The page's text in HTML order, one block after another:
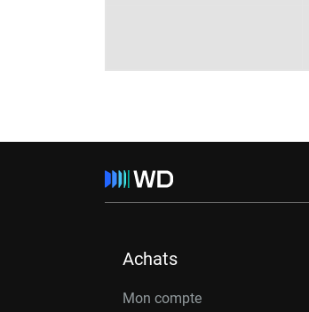
Achats
Mon compte